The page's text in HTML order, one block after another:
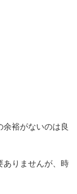
裕がないのは良
ありませんが、時